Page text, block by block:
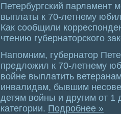
Петербургский парламент
выплаты к 70-летнему
Как сообщили
чтению губернаторского
Напомним, губернатор
предложил к 70-летнему
войне выплатить
инвалидам, бывшим
детям войны и другим от 1
категории. Подробнее »